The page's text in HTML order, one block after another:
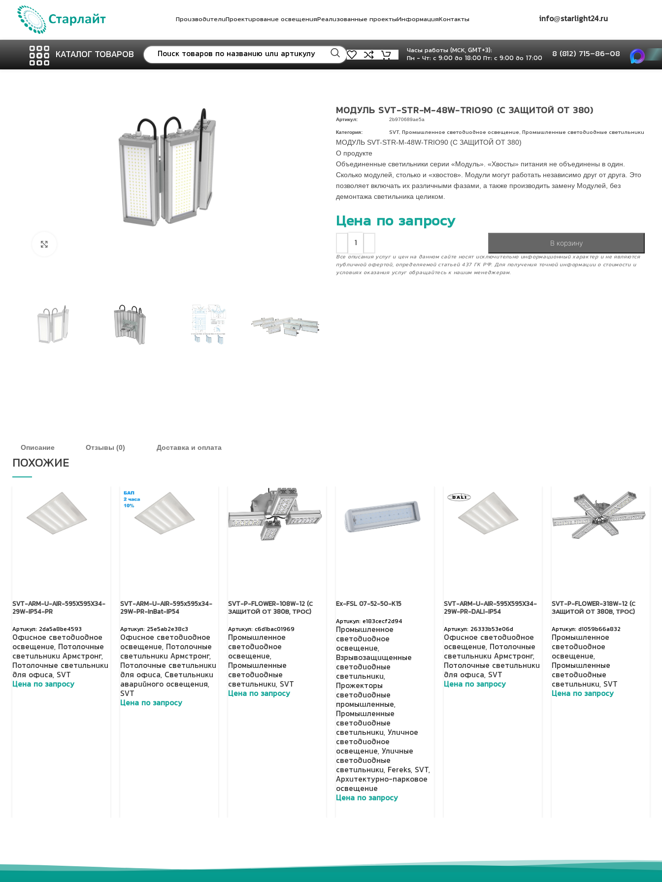
ПроизводителиПроектирование освещенияРеализованные проектыИнформацияКонтакты info@starlight24.ru
КАТАЛОГ ТОВАРОВ
Часы работы (МСК, GMT+3):
Пн - Чт: с 9:00 до 18:00 Пт: с 9:00 до 17:00
8 (812) 715–86–08
МОДУЛЬ SVT-STR-M-48W-TRIO90 (С ЗАЩИТОЙ ОТ 380)
Артикул: 2b970689ae5a
Категория: SVT, Промышленное светодиодное освещение Промышленные светодиодные светильники
МОДУЛЬ SVT-STR-M-48W-TRIO90 (С ЗАЩИТОЙ ОТ 380)
О продукте
Объединенные светильники серии «Модуль». «Хвосты» питания не объединены в один.
Сколько модулей, столько и «хвостов». Модули могут работать независимо друг от друга. Это
позволяет включать их различными фазами, а также производить замену Модулей, без
демонтажа светильника целиком.
Цена по запросу
В корзину
Все описания услуг и цен на данном сайте носят исключительно информационный характер и не являются
публичной офертой, определяемой статьей 437 ГК РФ. Для получения точной информации о стоимости и
условиях оказания услуг обращайтесь к нашим менеджерам.
Описание Отзывы (0) Доставка и оплата
ПОХОЖИЕ
SVT-ARM-U-AIR-595X595X34-
29W-IP54-PR
2da5a8be4593
Офисное светодиодное
освещение, Потолочные
светильники Армстронг,
Потолочные светильники
для офиса, SVT
Цена по запросу
SVT-ARM-U-AIR-595x595x34-
29W-PR-InBat-IP54
25e5ab2e38c3
Офисное светодиодное
освещение, Потолочные
светильники Армстронг,
Потолочные светильники
для офиса, Светильники
аварийного освещения,
SVT
Цена по запросу
SVT-P-FLOWER-108W-12 (С
ЗАЩИТОЙ ОТ 380В, ТРОС)
c6d1bac01969
Промышленное
светодиодное
освещение,
Промышленные
светодиодные
светильники, SVT
Цена по запросу
Ex-FSL 07-52-50-K15
e183cecf2d94
Промышленное
светодиодное
освещение,
Взрывозащищенные
светодиодные
светильники,
Прожекторы
светодиодные
промышленные,
Промышленные
светодиодные
светильники, Уличное
светодиодное
освещение, Уличные
светодиодные
светильники, Fereks, SVT ,
Архитектурно-парковое
освещение
Цена по запросу
SVT-ARM-U-AIR-595X595X34-
29W-PR-DALI-IP54
26333b53e06d
Офисное светодиодное
освещение, Потолочные
светильники Армстронг,
Потолочные светильники
для офиса, SVT
Цена по запросу
SVT-P-FLOWER-318W-12 (С
ЗАЩИТОЙ ОТ 380В, ТРОС)
d1059b66a832
Промышленное
светодиодное
освещение,
Промышленные
светодиодные
светильники, SVT
Цена по запросу